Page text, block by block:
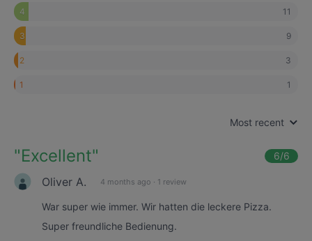
4 11
3 9
2 3
1 1
Most recent
"Excellent" 6/6
Oliver A. 4 months ago · 1 review
War super wie immer. Wir hatten die leckere Pizza.
Super freundliche Bedienung.